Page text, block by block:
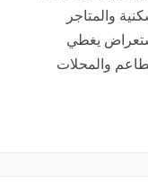
والمتاجر
يغطي
والمحلات